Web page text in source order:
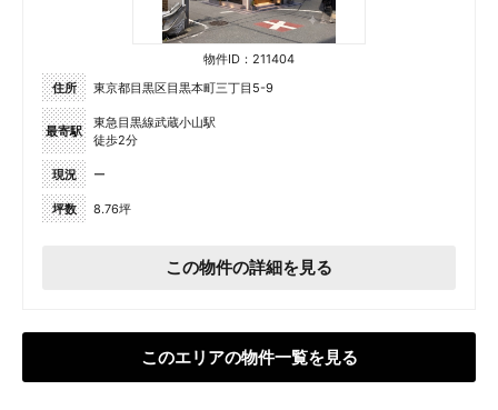
物件ID：211404
住所
東京都目黒区目黒本町三丁目5-9
最寄駅
東急目黒線武蔵小山駅
徒歩2分
現況 ー
坪数 8.76坪
この物件の詳細を見る
このエリアの物件一覧を見る